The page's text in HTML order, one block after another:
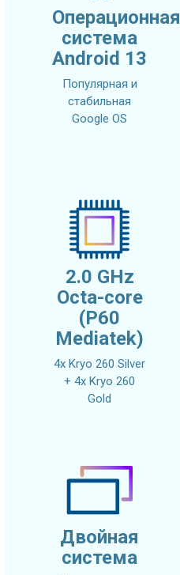
Операционная
система
Android 13
Популярная и
стабильная
Google OS
2.0 GHz
Octa-core
(P60
Mediatek)
4x Kryo 260 Silver
+ 4x Kryo 260
Gold
Двойная
система